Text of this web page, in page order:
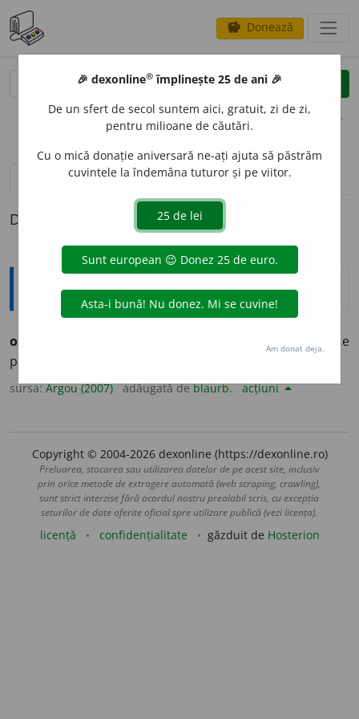
savings Donează
clear
opțiuni
definiții (1)
Definiția cu ID-ul 534047:
Argou
om de nimic
om neserios, pe care nu te
poți bizui niciodată; om demn de dispreț.
sursa:Argou (2007) adăugată deblaurb. acțiuni
Copyright © 2004-2026 dexonline (https://dexonline.ro)
Preluarea, stocarea sau utilizarea datelor de pe acest site, inclusiv
prin orice metode de extragere automată (web scraping, crawling),
sunt strict interzise fără acordul nostru prealabil scris, cu excepția
seturilor de date oferite oficial spre utilizare publică (vezi licența).
licență confidențialitate găzduit de Hosterion
🎉 dexonline® împlinește 25 de ani 🎉
De un sfert de secol suntem aici, gratuit, zi de zi,
pentru milioane de căutări.
Cu o mică donație aniversară ne-ați ajuta să păstrăm
cuvintele la îndemâna tuturor și pe viitor.
Am donat deja.